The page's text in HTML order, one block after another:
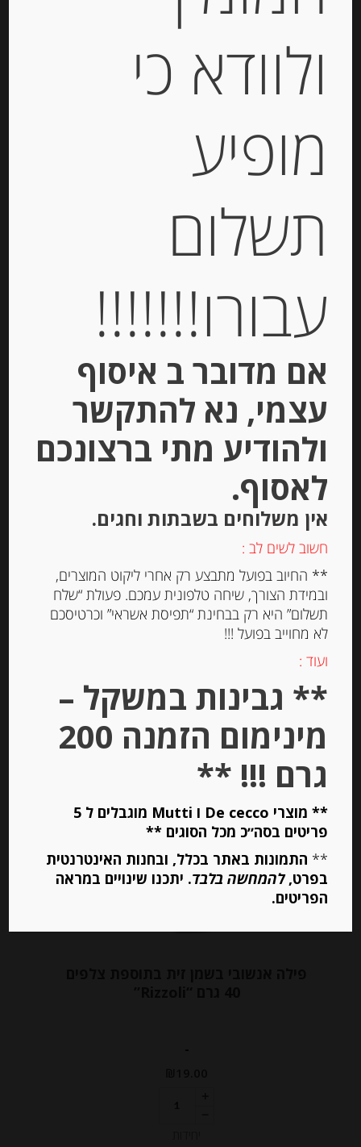
גרם “Olasagasti”
69.00
מחיר ל 100 גרם: 21.91 ש"ח
הוספה לסל
פילה אנשובי בשמן זית “Olasagasti”
-
יחידות
הוספה לסל
Out of
Stock
-
ולוודא כי
מופיע
תשלום
עבורו!!!!!!!
אם מדובר ב איסוף
עצמי, נא להתקשר
ולהודיע מתי ברצונכם
לאסוף.
אין משלוחים בשבתות וחגים.
חשוב לשים לב :
** החיוב בפועל מתבצע רק אחרי ליקוט המוצרים,
ובמידת הצורך, שיחה טלפונית עמכם. פעולת “שלח
תשלום” היא רק בבחינת “תפיסת אשראי” וכרטיסכם
לא מחוייב בפועל !!!
ועוד :
** גבינות במשקל –
מינימום הזמנה 200
גרם !!! **
** מוצרי De cecco ו Mutti מוגבלים ל 5
פריטים בסה״כ מכל הסוגים **
** התמונות באתר בכלל, ובחנות האינטרנטית
בפרט,להמחשה בלבד. יתכנו שינויים במראה
הפריטים.